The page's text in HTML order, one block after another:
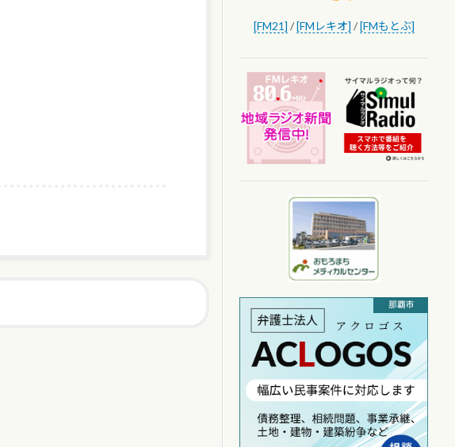
[FM21] /[FMレキオ] /[FMもとぶ]